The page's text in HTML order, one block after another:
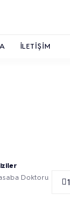
İLETIŞIM
Doktoru
1